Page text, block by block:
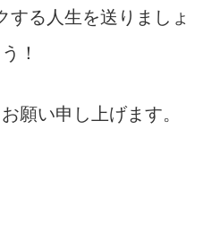
する人生を送りましょ
う！
願い申し上げます。